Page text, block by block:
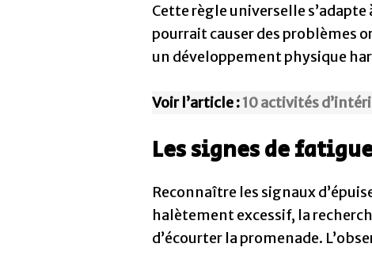
Cette règle universelle
pourrait causer des problèmes
un développement physique
Voir l’article :10 activités
Les signes de
Reconnaître les signaux
halètement excessif, la
d’écourter la promenade.